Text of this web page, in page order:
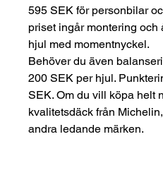
595 SEK för personbilar
priset ingår montering
hjul med momentnyckel.
Behöver du även
200 SEK per hjul.
SEK. Om du vill köpa helt
kvalitetsdäck från
andra ledande märken.